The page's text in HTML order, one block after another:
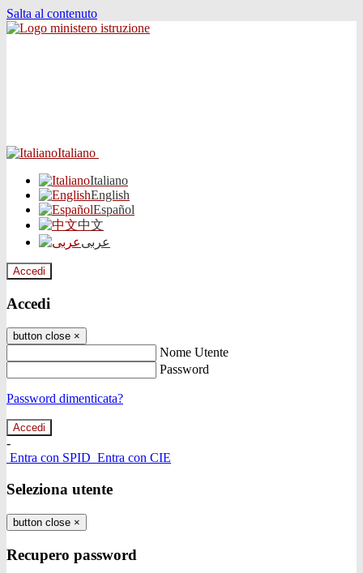
Salta al contenuto
Italiano
Italiano
English
Español
中文
عربى
Accedi
Accedi
button close ×
Nome Utente
Password
Password dimenticata?
-
Entra con SPID Entra con CIE
Seleziona utente
button close ×
Recupero password